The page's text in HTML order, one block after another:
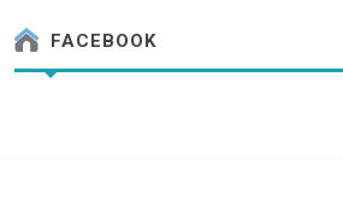
FACEBOOK